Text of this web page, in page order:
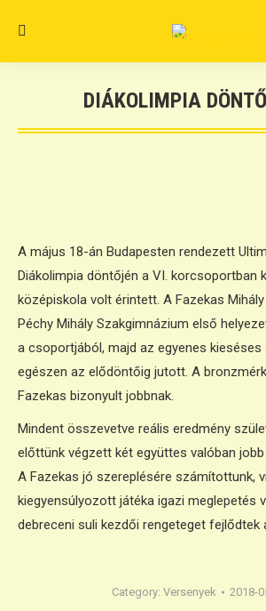
Search:
DIÁKOLIMPIA
A május 18-án Budapesten rendezett
Diákolimpia döntőjén a VI. korcsoportban
középiskola volt érintett. A Fazekas
Péchy Mihály Szakgimnázium első
a csoportjából, majd az egyenes kieséses
egészen az elődöntőig jutott. A
Fazekas bizonyult jobbnak.
Mindent összevetve reális eredmény
előttünk végzett két együttes valóban
A Fazekas jó szereplésére számítottunk,
kiegyensúlyozott játéka igazi meglepetés
debreceni suli kezdői rengeteget fejlődtek
Category: Versenyek 2018-